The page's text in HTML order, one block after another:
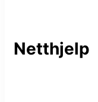
Netthjelp